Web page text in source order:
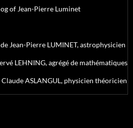
of Jean-Pierre Luminet
Jean-Pierre LUMINET, astrophysicien
LEHNING, agrégé de mathématiques
Claude ASLANGUL, physicien théoricien